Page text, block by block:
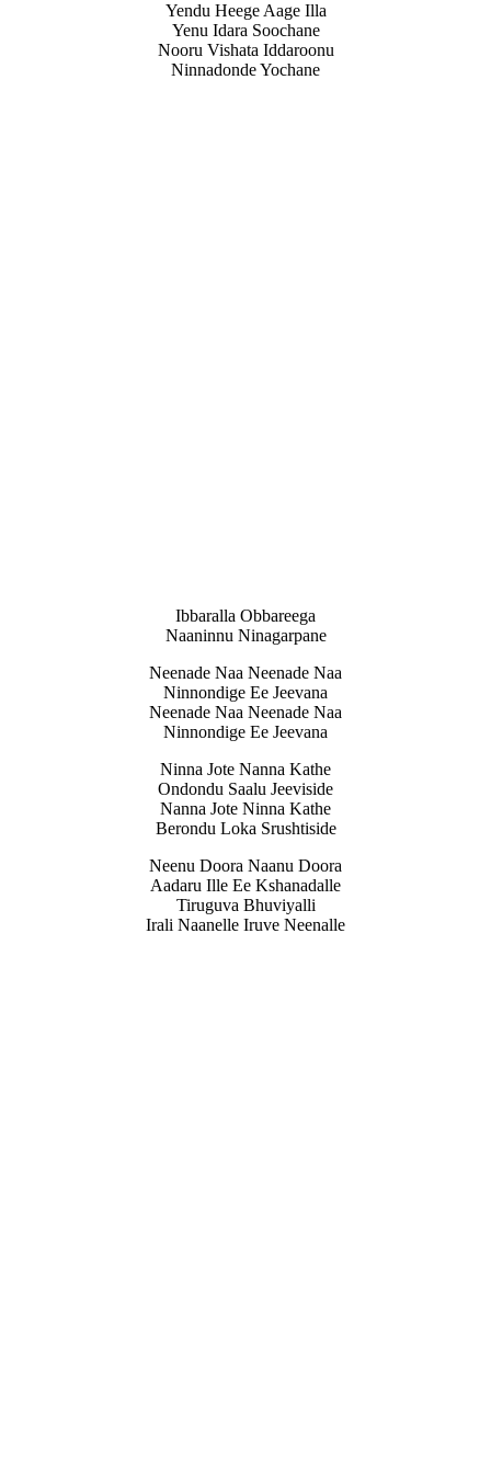
Yendu Heege Aage Illa
Yenu Idara Soochane
Nooru Vishata Iddaroonu
Ninnadonde Yochane
Ibbaralla Obbareega
Naaninnu Ninagarpane
Neenade Naa Neenade Naa
Ninnondige Ee Jeevana
Neenade Naa Neenade Naa
Ninnondige Ee Jeevana
Ninna Jote Nanna Kathe
Ondondu Saalu Jeeviside
Nanna Jote Ninna Kathe
Berondu Loka Srushtiside
Neenu Doora Naanu Doora
Aadaru Ille Ee Kshanadalle
Tiruguva Bhuviyalli
Irali Naanelle Iruve Neenalle